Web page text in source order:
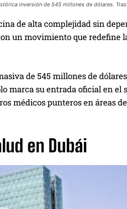
inversión de 545 millones de dólares.
de alta complejidad sin
un movimiento que redefine
de 545 millones de
marca su entrada oficial en el
médicos punteros en áreas
en Dubái